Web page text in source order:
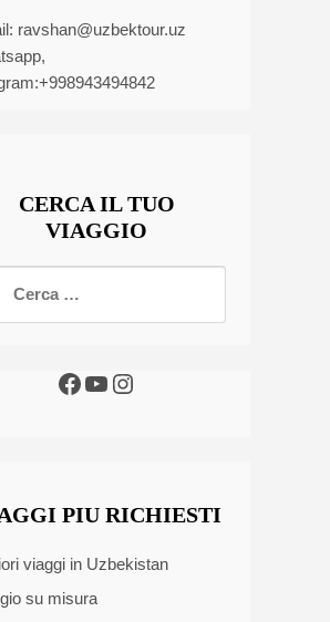
ravshan@uzbektour.uz
CERCA IL TUO
VIAGGIO
PIU RICHIESTI
viaggi in Uzbekistan
su misura